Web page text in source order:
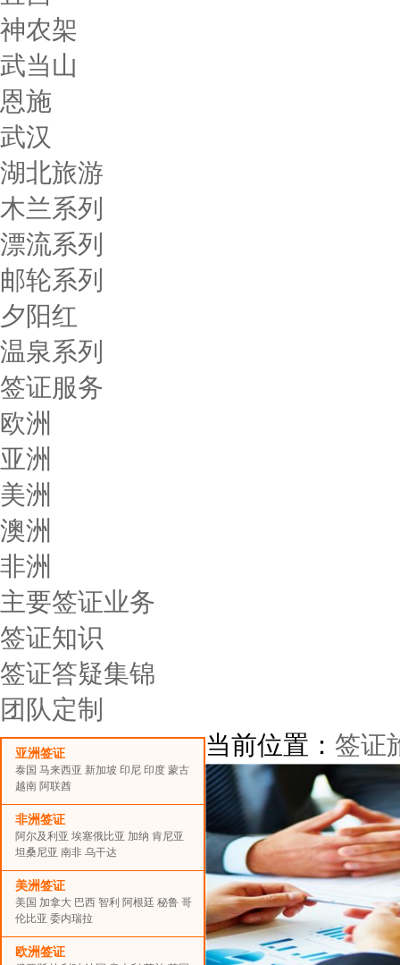
神农架
武当山
恩施
武汉
湖北旅游
木兰系列
漂流系列
邮轮系列
夕阳红
温泉系列
签证服务
欧洲
亚洲
美洲
澳洲
非洲
主要签证业务
签证知识
签证答疑集锦
团队定制
亚洲签证
泰国 马来西亚 新加坡 印尼 印度 蒙古
越南 阿联酋
非洲签证
阿尔及利亚 埃塞俄比亚 加纳 肯尼亚
坦桑尼亚 南非 乌干达
美洲签证
美国 加拿大 巴西 智利 阿根廷 秘鲁 哥
伦比亚 委内瑞拉
欧洲签证
当前位置： 签证